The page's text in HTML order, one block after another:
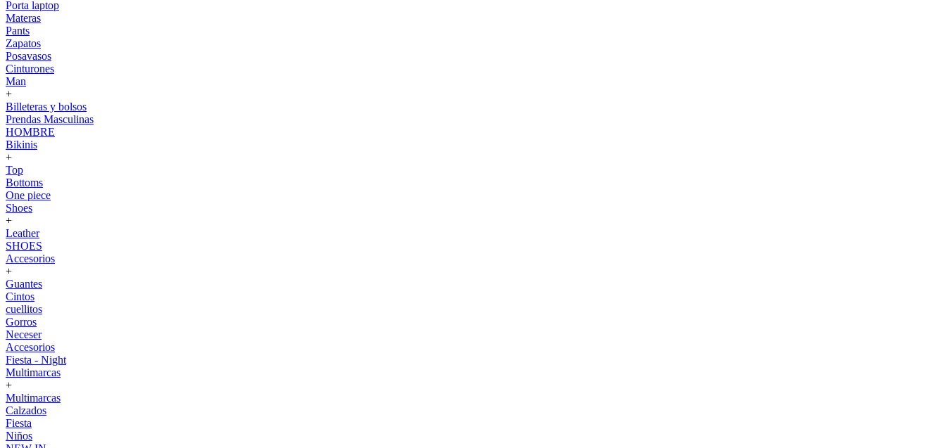
Porta laptop
Materas
Pants
Zapatos
Posavasos
Cinturones
Man
+
Billeteras y bolsos
Prendas Masculinas
HOMBRE
Bikinis
+
Top
Bottoms
One piece
Shoes
+
Leather
SHOES
Accesorios
+
Guantes
Cintos
cuellitos
Gorros
Neceser
Accesorios
Fiesta - Night
Multimarcas
+
Multimarcas
Calzados
Fiesta
Niños